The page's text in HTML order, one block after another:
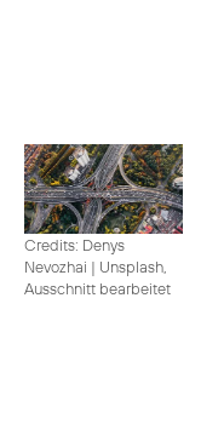
Credits: Denys
Nevozhai | Unsplash,
Ausschnitt bearbeitet